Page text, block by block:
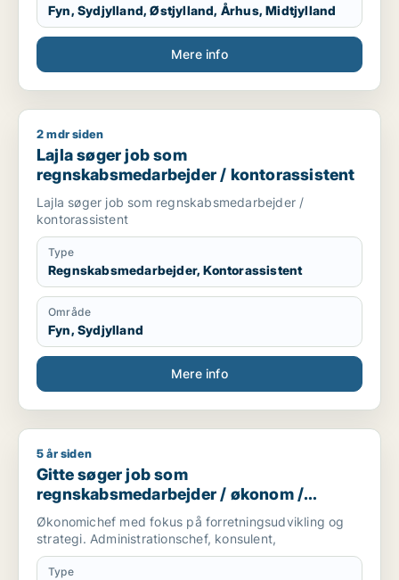
Fyn, Sydjylland, Østjylland, Århus, Midtjylland
Mere info
Lajla søger job som regnskabsmedarbejder / kontorassistent
2 mdr siden
Lajla søger job som
regnskabsmedarbejder / kontorassistent
Lajla søger job som regnskabsmedarbejder /
kontorassistent
Type
Regnskabsmedarbejder, Kontorassistent
Område
Fyn, Sydjylland
Mere info
Gitte søger job som regnskabsmedarbejder / økonom /
5 år siden
Gitte søger job som
regnskabsmedarbejder / økonom /
direktør / hr-chef / lønspecialist
Økonomichef med fokus på forretningsudvikling og
strategi. Administrationschef, konsulent,
Type